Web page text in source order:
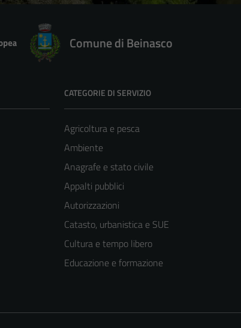
Comune di Beinasco
CATEGORIE DI SERVIZIO
Agricoltura e pesca
Ambiente
Anagrafe e stato civile
Appalti pubblici
Autorizzazioni
Catasto, urbanistica e SUE
Cultura e tempo libero
Educazione e formazione